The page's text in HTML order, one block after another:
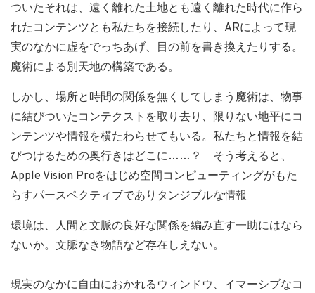
ついたそれは、遠く離れた土地とも遠く離れた時代に作ら
れたコンテンツとも私たちを接続したり、ARによって現
実のなかに虚をでっちあげ、目の前を書き換えたりする。
魔術による別天地の構築である。
しかし、場所と時間の関係を無くしてしまう魔術は、物事
に結びついたコンテクストを取り去り、限りない地平にコ
ンテンツや情報を横たわらせてもいる。私たちと情報を結
びつけるための奥行きはどこに……？ そう考えると、
Apple Vision Proをはじめ空間コンピューティングがもた
らすパースペクティブでありタンジブルな情報
環境は、人間と文脈の良好な関係を編み直す一助にはなら
ないか。文脈なき物語など存在しえない。
現実のなかに自由におかれるウィンドウ、イマーシブなコ